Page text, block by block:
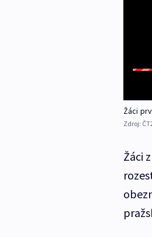
Žáci
Zdroj:
Žáci